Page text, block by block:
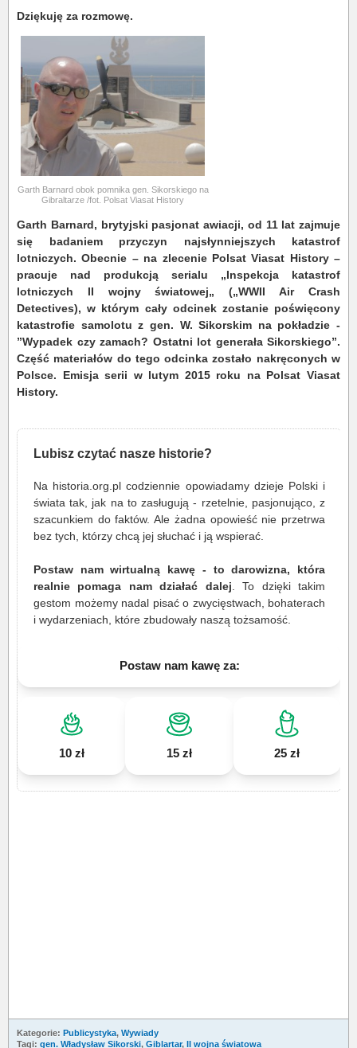
Dziękuję za rozmowę.
Garth Barnard obok pomnika gen. Sikorskiego na
Gibraltarze /fot. Polsat Viasat History
Garth Barnard, brytyjski pasjonat awiacji, od 11 lat zajmuje
się badaniem przyczyn najsłynniejszych katastrof
lotniczych. Obecnie – na zlecenie Polsat Viasat History –
pracuje nad produkcją serialu „Inspekcja katastrof
lotniczych II wojny światowej„ („WWII Air Crash
Detectives), w którym cały odcinek zostanie poświęcony
katastrofie samolotu z gen. W. Sikorskim na pokładzie -
”Wypadek czy zamach? Ostatni lot generała Sikorskiego”.
Część materiałów do tego odcinka zostało nakręconych w
Polsce. Emisja serii w lutym 2015 roku na Polsat Viasat
History.
Lubisz czytać nasze historie?
Na historia.org.pl codziennie opowiadamy dzieje Polski i
świata tak, jak na to zasługują - rzetelnie, pasjonująco, z
szacunkiem do faktów. Ale żadna opowieść nie przetrwa
bez tych, którzy chcą jej słuchać i ją wspierać.
Postaw nam wirtualną kawę - to darowizna, która
realnie pomaga nam działać dalej . To dzięki takim
gestom możemy nadal pisać o zwycięstwach, bohaterach
i wydarzeniach, które zbudowały naszą tożsamość.
Postaw nam kawę za:
10 zł 15 zł 25 zł
Kategorie: Publicystyka, Wywiady
Tagi: gen. Władysław Sikorski, Giblartar, II wojna światowa